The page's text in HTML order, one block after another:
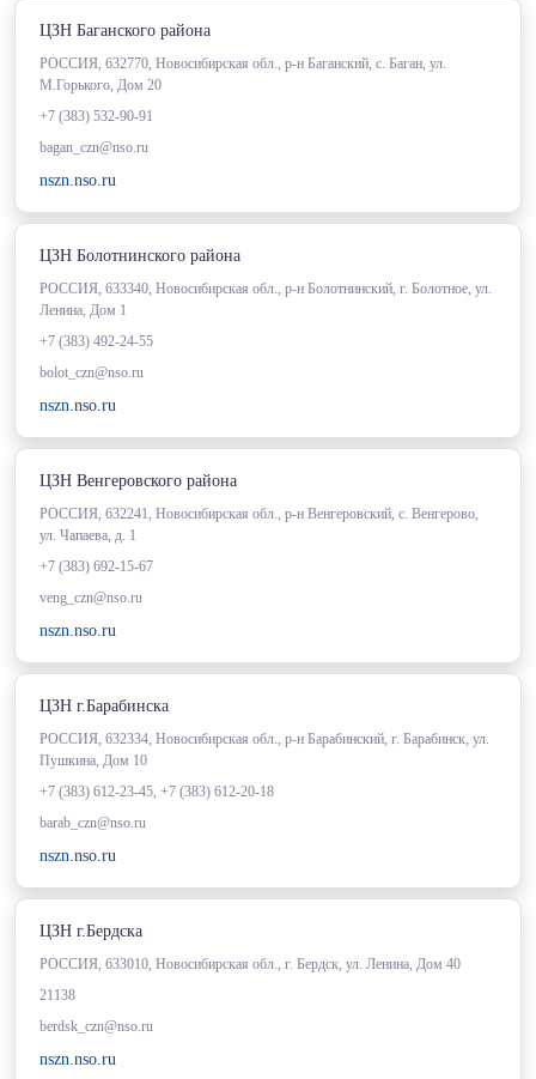
ЦЗН Баганского района
РОССИЯ, 632770, Новосибирская обл., р-н Баганский, с. Баган, ул.
М.Горького, Дом 20
+7 (383) 532-90-91
bagan_czn@nso.ru
nszn.nso.ru
ЦЗН Болотнинского района
РОССИЯ, 633340, Новосибирская обл., р-н Болотнинский, г. Болотное, ул.
Ленина, Дом 1
+7 (383) 492-24-55
bolot_czn@nso.ru
nszn.nso.ru
ЦЗН Венгеровского района
РОССИЯ, 632241, Новосибирская обл., р-н Венгеровский, с. Венгерово,
ул. Чапаева, д. 1
+7 (383) 692-15-67
veng_czn@nso.ru
nszn.nso.ru
ЦЗН г.Барабинска
РОССИЯ, 632334, Новосибирская обл., р-н Барабинский, г. Барабинск, ул.
Пушкина, Дом 10
+7 (383) 612-23-45, +7 (383) 612-20-18
barab_czn@nso.ru
nszn.nso.ru
ЦЗН г.Бердска
РОССИЯ, 633010, Новосибирская обл., г. Бердск, ул. Ленина, Дом 40
21138
berdsk_czn@nso.ru
nszn.nso.ru